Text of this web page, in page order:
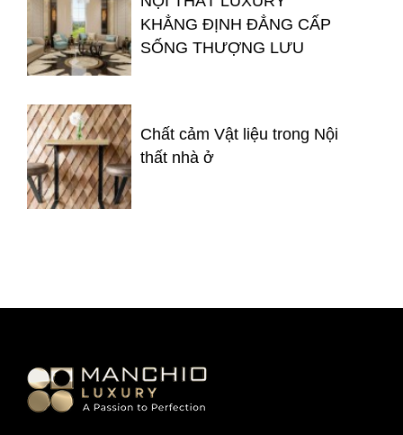
KHẲNG ĐỊNH ĐẲNG CẤP
SỐNG THƯỢNG LƯU
Chất cảm Vật liệu trong Nội
thất nhà ở